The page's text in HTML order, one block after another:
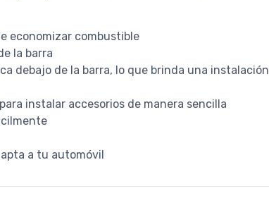
economizar combustible
la barra
debajo de la barra, lo que brinda una instalación
instalar accesorios de manera sencilla
a tu automóvil